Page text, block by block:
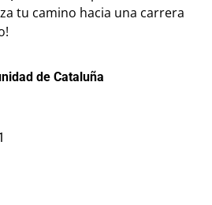
tu camino hacia una carrera
de Cataluña